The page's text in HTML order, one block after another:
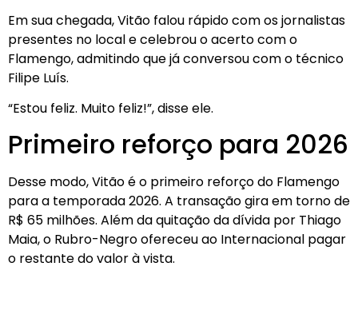
Em sua chegada, Vitão falou rápido com os jornalistas
presentes no local e celebrou o acerto com o
Flamengo, admitindo que já conversou com o técnico
Filipe Luís.
“Estou feliz. Muito feliz!”, disse ele.
Primeiro reforço para 2026
Desse modo, Vitão é o primeiro reforço do Flamengo
para a temporada 2026. A transação gira em torno de
R$ 65 milhões. Além da quitação da dívida por Thiago
Maia, o Rubro-Negro ofereceu ao Internacional pagar
o restante do valor à vista.